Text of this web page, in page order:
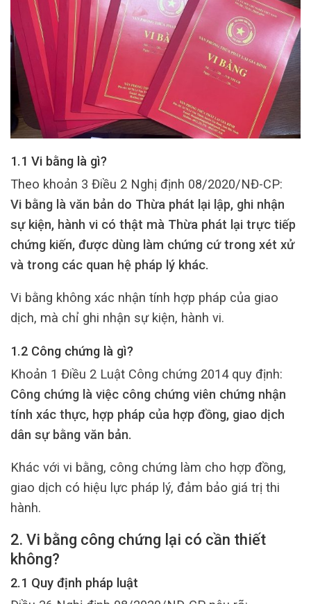
1.1 Vi bằng là gì?
Theo khoản 3 Điều 2 Nghị định 08/2020/NĐ-CP:
Vi bằng là văn bản do Thừa phát lại lập, ghi nhận
sự kiện, hành vi có thật mà Thừa phát lại trực tiếp
chứng kiến, được dùng làm chứng cứ trong xét xử
và trong các quan hệ pháp lý khác.
Vi bằng không xác nhận tính hợp pháp của giao
dịch, mà chỉ ghi nhận sự kiện, hành vi.
1.2 Công chứng là gì?
Khoản 1 Điều 2 Luật Công chứng 2014 quy định:
Công chứng là việc công chứng viên chứng nhận
tính xác thực, hợp pháp của hợp đồng, giao dịch
dân sự bằng văn bản.
Khác với vi bằng, công chứng làm cho hợp đồng,
giao dịch có hiệu lực pháp lý, đảm bảo giá trị thi
hành.
2. Vi bằng công chứng lại có cần thiết
không?
2.1 Quy định pháp luật